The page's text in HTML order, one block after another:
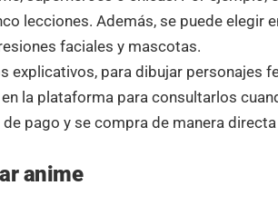
lecciones. Además, se puede elegir
faciales y mascotas.
explicativos, para dibujar personajes
la plataforma para consultarlos
pago y se compra de manera
anime